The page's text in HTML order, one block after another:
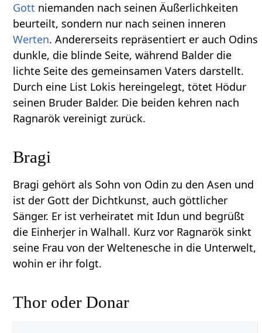
Gott niemanden nach seinen Äußerlichkeiten
beurteilt, sondern nur nach seinen inneren
Werten. Andererseits repräsentiert er auch Odins
dunkle, die blinde Seite, während Balder die
lichte Seite des gemeinsamen Vaters darstellt.
Durch eine List Lokis hereingelegt, tötet Hödur
seinen Bruder Balder. Die beiden kehren nach
Ragnarök vereinigt zurück.
Bragi
Bragi gehört als Sohn von Odin zu den Asen und
ist der Gott der Dichtkunst, auch göttlicher
Sänger. Er ist verheiratet mit Idun und begrüßt
die Einherjer in Walhall. Kurz vor Ragnarök sinkt
seine Frau von der Weltenesche in die Unterwelt,
wohin er ihr folgt.
Thor oder Donar